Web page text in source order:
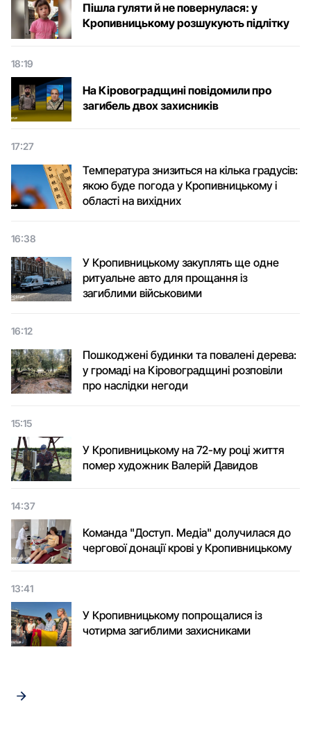
Пішла гуляти й не повернулася: у
Кропивницькому розшукують підлітку
18:19
На Кіровоградщині повідомили про
загибель двох захисників
17:27
Температура знизиться на кілька градусів:
якою буде погода у Кропивницькому і
області на вихідних
16:38
У Кропивницькому закуплять ще одне
ритуальне авто для прощання із
загиблими військовими
16:12
Пошкоджені будинки та повалені дерева:
у громаді на Кіровоградщині розповіли
про наслідки негоди
15:15
У Кропивницькому на 72-му році життя
помер художник Валерій Давидов
14:37
Команда "Доступ. Медіа" долучилася до
чергової донації крові у Кропивницькому
13:41
У Кропивницькому попрощалися із
чотирма загиблими захисниками